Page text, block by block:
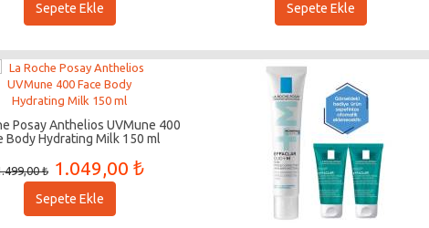
Sepete Ekle Sepete Ekle
Posay Anthelios UVMune 400
Body Hydrating Milk 150 ml
₺ 1.049,00 ₺
Sepete Ekle